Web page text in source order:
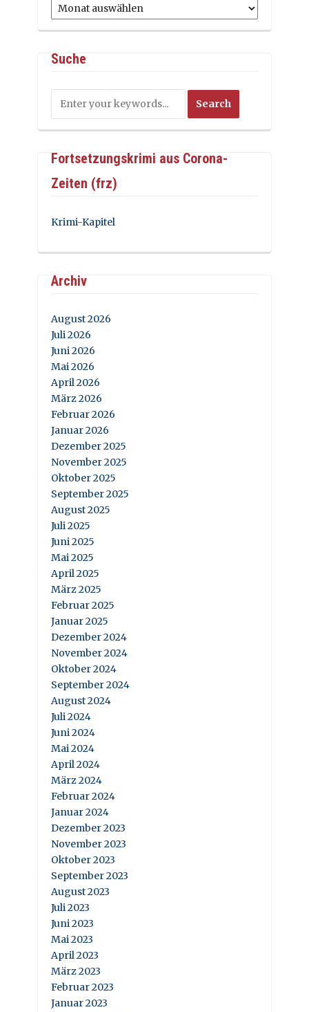
Archiv
Suche
Fortsetzungskrimi aus Corona-
Zeiten (frz)
Krimi-Kapitel
Archiv
August 2026
Juli 2026
Juni 2026
Mai 2026
April 2026
März 2026
Februar 2026
Januar 2026
Dezember 2025
November 2025
Oktober 2025
September 2025
August 2025
Juli 2025
Juni 2025
Mai 2025
April 2025
März 2025
Februar 2025
Januar 2025
Dezember 2024
November 2024
Oktober 2024
September 2024
August 2024
Juli 2024
Juni 2024
Mai 2024
April 2024
März 2024
Februar 2024
Januar 2024
Dezember 2023
November 2023
Oktober 2023
September 2023
August 2023
Juli 2023
Juni 2023
Mai 2023
April 2023
März 2023
Februar 2023
Januar 2023